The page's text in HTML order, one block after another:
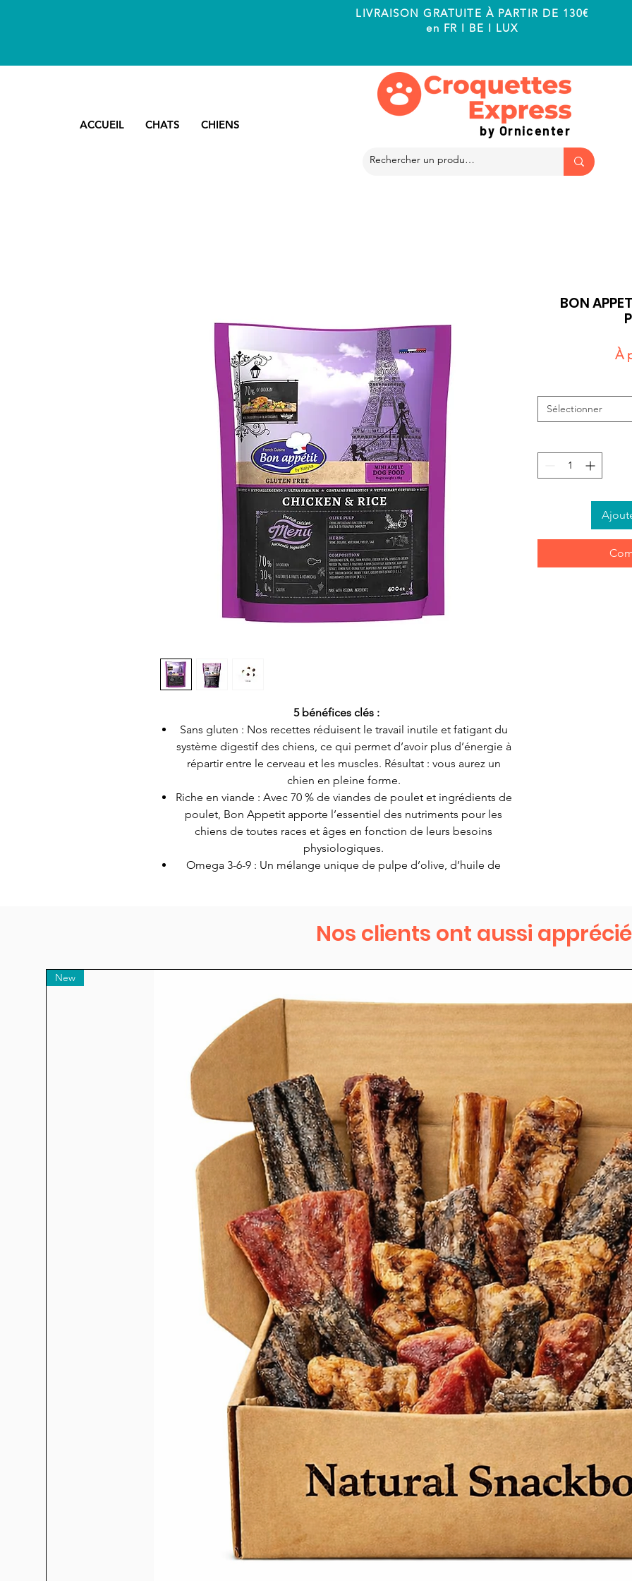
LIVRAISON GRATUITE À PARTIR DE 130€
en FR I BE I LUX
CHIENS
CHATS
ACCUEIL by Ornicenter
5 bénéfices clés :
Sans gluten : Nos recettes réduisent le travail inutile et fatigant du
système digestif des chiens, ce qui permet d’avoir plus d’énergie à
répartir entre le cerveau et les muscles. Résultat : vous aurez un
chien en pleine forme.
Riche en viande : Avec 70 % de viandes de poulet et ingrédients de
poulet, Bon Appetit apporte l’essentiel des nutriments pour les
chiens de toutes races et âges en fonction de leurs besoins
physiologiques.
Omega 3-6-9 : Un mélange unique de pulpe d’olive, d’huile de
d’oranges, de pamplemousses et de pépins de raisin, du thym, de
à de nombreuses maladies.
nombreux aliments produisent, lors du métabolisme, des déchets
(dont certains, comme les purines, sont toxiques), l’organisme doit
les éliminer au prix de grosses sollicitations sur les organes tels
que le foie et les reins. Or, fait rare en alimentation, le riz ne
contient pas de purines.
Composition & analyses
Ingrédients
: Viande de poulet 61%, riz, pommes de terre fermières,
graisse de poulet 6% (avec tocophérols), protéines de poulet
hydrolysées 3%, fruits & légumes & herbes (pulpe d’olives (source de
coenzyme Q10), pois verts (source naturelle de fer) , extraits de pépins
de raisin (antioxydant naturel), pulpe de citron (source naturelle de
vitamines A et B), pulpe d‘orange (source naturelle de vitamine C),
pulpe et extraits de pépins de pamplemousse (source de
bioflavonoïde), thym, origan, marjolaine, persil, sauge), pulpe de
betterave (source de bétaïne), chlorure de sodium, levure de bière
(complexe naturel de vitamine B), extrait de racines de chicorée
(fructo-oligosaccharides), saccharomyces cerevisiae (mannan-
oligosaccharides).
Constituants analytiques:Protéine brute 29 %, matières grasses brutes
19 %, fibres brutes 3 %, cendres brutes 7 %, calcium 1,5 %, phosphore
1 %, humidité 10%.
Additifs nutritionnels:Vit. A 20,000 UI, vit. D3 1,700 UI, vit. E 140 ppm,
vit. B1 10 ppm, vit. B2 12 ppm, vit. B6 6 ppm, vit. B12 220 ppb, vit. C 27
ppm, acide folique 5 ppm, fer (sulfate de fer monohydraté) 76 mg/kg,
cuivre (sulfate de cuivre pentahydraté) 9 mg/kg, manganèse (sulfate
de manganèse) 9 mg/kg, zinc (sulfate de zinc) 120 mg/kg, sélénium
(sélénométhionine) 0,06 mg/kg, iode (iodate de calcium anhydre) 2
mg/kg.
Energie métabolisable: 3750 kcal/kg
Rations
Ration journalière approximative conseillée pour un chien adulte
ayant une activité physique moyenne :
Poids du chien adulte (en kg)Ration journalière (en g)
< 4
50
BON
À
Sélectionner
Nos clients ont aussi apprécié
New